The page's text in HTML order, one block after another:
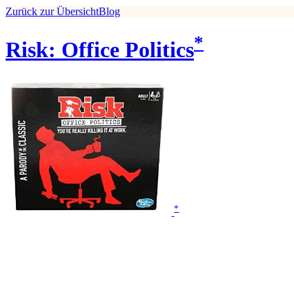
Zurück zur ÜbersichtBlog
Risk: Office Politics*
*